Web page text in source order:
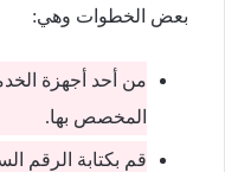
بعض الخطوات وهي:
من أحد أجهزة
المخصص بها.
قم بكتابة الرقم